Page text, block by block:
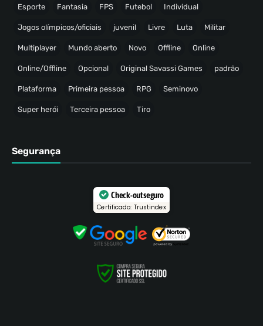
Esporte Fantasia FPS Futebol Individual
Jogos olímpicos/oficiais juvenil Livre Luta Militar
Multiplayer Mundo aberto Novo Offline Online
Online/Offline Opcional Original Savassi Games padrão
Plataforma Primeira pessoa RPG Seminovo
Super herói Terceira pessoa Tiro
Segurança
Check-out seguro
Certificado: Trustindex